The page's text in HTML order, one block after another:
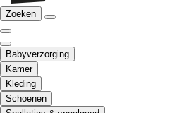
Zoeken
Babyverzorging
Kamer
Kleding
Schoenen